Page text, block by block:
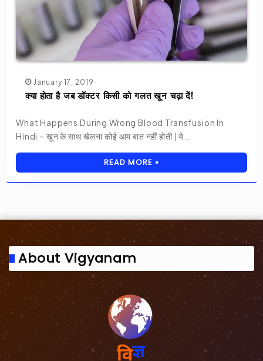
January 17, 2019
क्या होता है जब डॉक्टर किसी को गलत खून चढ़ा दें!
What Happens During Wrong Blood Transfusion In
Hindi – खून के साथ खेलना कोई आम बात नहीं होती | ये…
READ MORE »
About Vigyanam